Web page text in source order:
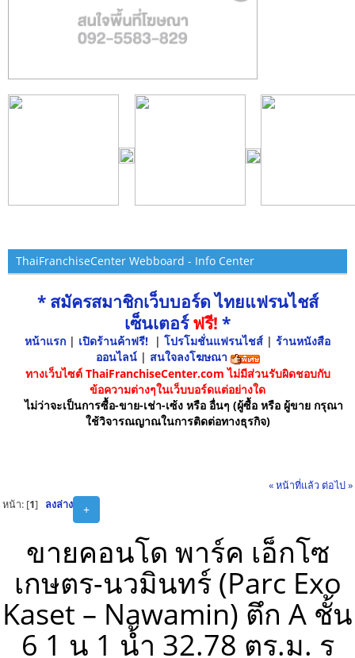
ThaiFranchiseCenter Webboard - Info Center
* สมัครสมาชิกเว็บบอร์ด ไทยแฟรนไชส์
เซ็นเตอร์ฟรี! *
หน้าแรก | เปิดร้านค้าฟรี! | โปรโมชั่นแฟรนไชส์ | ร้านหนังสือ
ออนไลน์ | สนใจลงโฆษณา
ทางเว็บไซต์ ThaiFranchiseCenter.com ไม่มีส่วนรับผิดชอบกับ
ข้อความต่างๆในเว็บบอร์ดแต่อย่างใด
ไม่ว่าจะเป็นการซื้อ-ขาย-เช่า-เซ้ง หรือ อื่นๆ (ผู้ซื้อ หรือ ผู้ขาย กรุณา
ใช้วิจารณญาณในการติดต่อทางธุรกิจ)
« หน้าที่แล้ว ต่อไป »
+
หน้า: [1] ลงล่าง
ขายคอนโด พาร์ค เอ็กโซ
เกษตร-นวมินทร์ (Parc Exo
Kaset – Nawamin) ตึก A ชั้น
6 1 น 1 น้ำ 32.78 ตร.ม. ร